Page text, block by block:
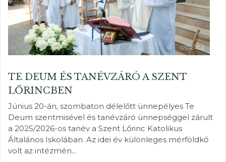
TE DEUM ÉS TANÉVZÁRÓ A SZENT
LŐRINCBEN
Június 20-án, szombaton délelőtt ünnepélyes Te
Deum szentmisével és tanévzáró ünnepséggel zárult
a 2025/2026-os tanév a Szent Lőrinc Katolikus
Általános Iskolában. Az idei év különleges mérföldkő
volt az intézmén...